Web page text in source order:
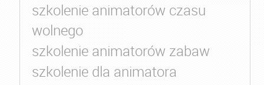
szkolenie animatorów czasu
wolnego
szkolenie animatorów zabaw
szkolenie dla animatora